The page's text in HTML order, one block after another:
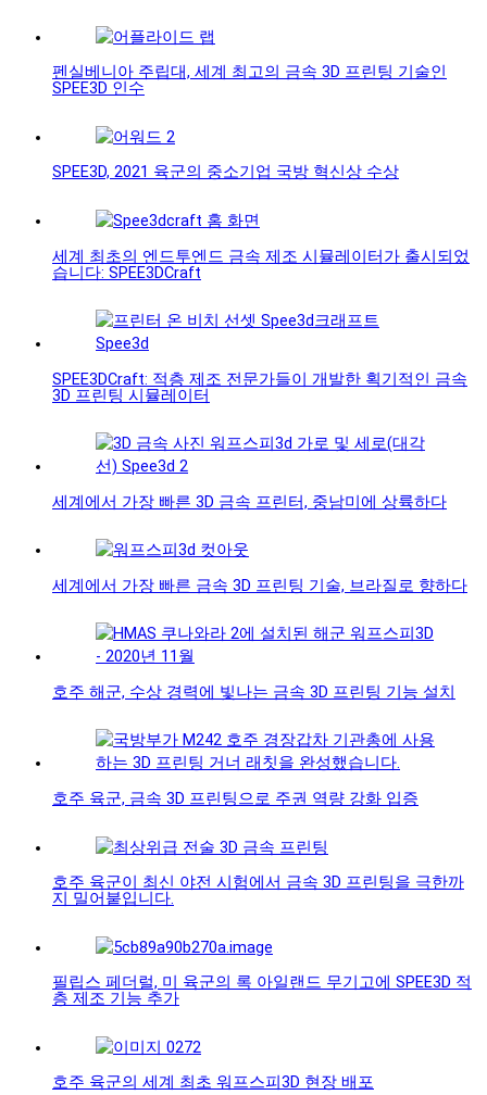
펜실베니아 주립대, 세계 최고의 금속 3D 프린팅 기술인
SPEE3D 인수
SPEE3D, 2021 육군의 중소기업 국방 혁신상 수상
세계 최초의 엔드투엔드 금속 제조 시뮬레이터가 출시되었
습니다: SPEE3DCraft
SPEE3DCraft: 적층 제조 전문가들이 개발한 획기적인 금속
3D 프린팅 시뮬레이터
세계에서 가장 빠른 3D 금속 프린터, 중남미에 상륙하다
세계에서 가장 빠른 금속 3D 프린팅 기술, 브라질로 향하다
호주 해군, 수상 경력에 빛나는 금속 3D 프린팅 기능 설치
호주 육군, 금속 3D 프린팅으로 주권 역량 강화 입증
호주 육군이 최신 야전 시험에서 금속 3D 프린팅을 극한까
지 밀어붙입니다.
필립스 페더럴, 미 육군의 록 아일랜드 무기고에 SPEE3D 적
층 제조 기능 추가
호주 육군의 세계 최초 워프스피3D 현장 배포